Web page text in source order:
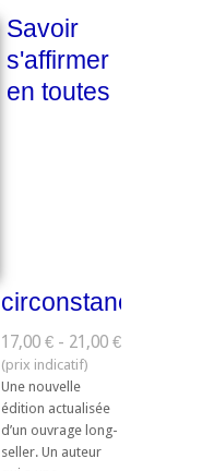
Savoir
s'affirmer
en toutes
circonstances
17,00 € - 21,00 €
Une nouvelle
édition actualisée
d’un ouvrage long-
seller. Un auteur